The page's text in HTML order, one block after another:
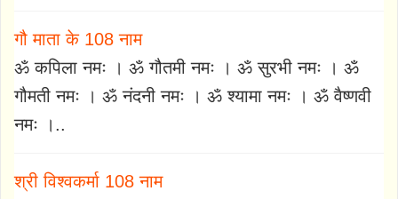
गौ माता के 108 नाम
ॐ कपिला नमः । ॐ गौतमी नमः । ॐ सुरभी नमः । ॐ
गौमती नमः । ॐ नंदनी नमः । ॐ श्यामा नमः । ॐ वैष्णवी
नमः ।..
श्री विश्वकर्मा 108 नाम